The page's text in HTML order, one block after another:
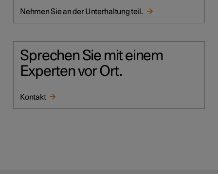
Nehmen Sie an der Unterhaltung teil.
Sprechen Sie mit einem
Experten vor Ort.
Kontakt